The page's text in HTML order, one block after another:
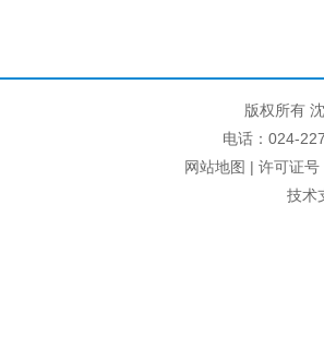
版权所有
电话：024-
网站地图 | 许可证号
技术